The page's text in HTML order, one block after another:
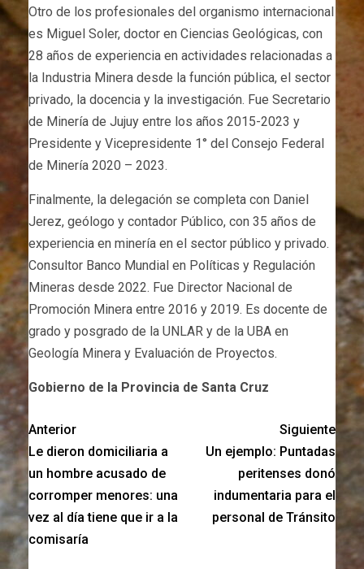
Otro de los profesionales del organismo internacional
es Miguel Soler, doctor en Ciencias Geológicas, con
28 años de experiencia en actividades relacionadas a
la Industria Minera desde la función pública, el sector
privado, la docencia y la investigación. Fue Secretario
de Minería de Jujuy entre los años 2015-2023 y
Presidente y Vicepresidente 1° del Consejo Federal
de Minería 2020 – 2023.
Finalmente, la delegación se completa con Daniel
Jerez, geólogo y contador Público, con 35 años de
experiencia en minería en el sector público y privado.
Consultor Banco Mundial en Políticas y Regulación
Mineras desde 2022. Fue Director Nacional de
Promoción Minera entre 2016 y 2019. Es docente de
grado y posgrado de la UNLAR y de la UBA en
Geología Minera y Evaluación de Proyectos.
Gobierno de la Provincia de Santa Cruz
Anterior
Le dieron domiciliaria a
un hombre acusado de
corromper menores: una
vez al día tiene que ir a la
comisaría
Siguiente
Un ejemplo: Puntadas
peritenses donó
indumentaria para el
personal de Tránsito